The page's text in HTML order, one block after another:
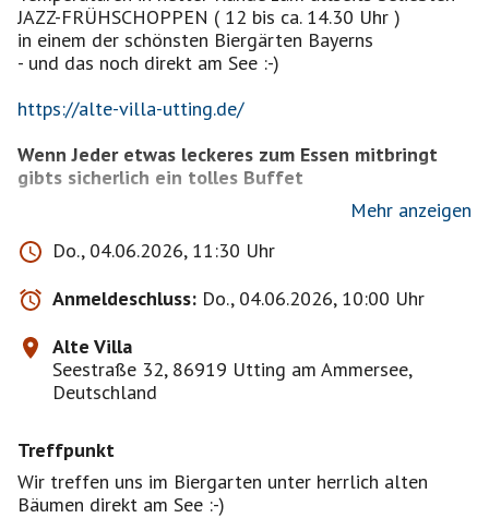
JAZZ-FRÜHSCHOPPEN ( 12 bis ca. 14.30 Uhr )
in einem der schönsten Biergärten Bayerns
- und das noch direkt am See :-)
https://alte-villa-utting.de/
Wenn Jeder etwas leckeres zum Essen mitbringt
gibts sicherlich ein tolles Buffet
!! Getränke wie immer an der Schänke !!
https://www.muenchnersingles.de/group/3692
werden bevorzugt bestätigt,
aber auch neue Gesichter sind herzlich willkommen
Willkommen sind angemeldete und bestätigte
* ich übernehme keinerlei Verantwortung im
Zusammenhang mit diesem Event !
Mehr anzeigen
Do., 04.06.2026, 11:30 Uhr
Anmeldeschluss: Do., 04.06.2026, 10:00 Uhr
Alte Villa
Seestraße 32, 86919 Utting am Ammersee,
Deutschland
Treffpunkt
Wir treffen uns im Biergarten unter herrlich alten
Bäumen direkt am See :-)